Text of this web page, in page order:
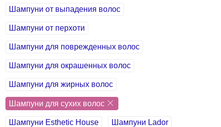
Шампуни от выпадения волос
Шампуни от перхоти
Шампуни для поврежденных волос
Шампуни для окрашенных волос
Шампуни для жирных волос
Шампуни для сухих волос
Шампуни Esthetic House Шампуни Lador